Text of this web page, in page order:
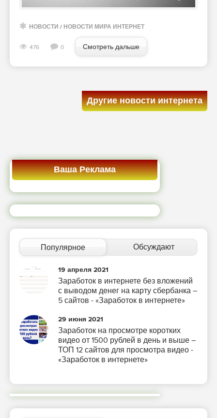
НОВОСТИ / НОВОСТИ МИРА ИНТЕРНЕТ
476 0 Смотреть дальше
Другие новости интернета
Ваша Реклама
Популярное Обсуждают
19 апреля 2021
Заработок в интернете без вложений
с выводом денег на карту сбербанка –
5 сайтов - «Заработок в интернете»
29 июня 2021
Заработок на просмотре коротких
видео от 1500 рублей в день и выше –
ТОП 12 сайтов для просмотра видео -
«Заработок в интернете»